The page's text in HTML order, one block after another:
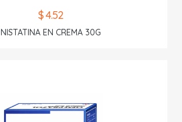
$ 4.52
NISTATINA EN CREMA 30G